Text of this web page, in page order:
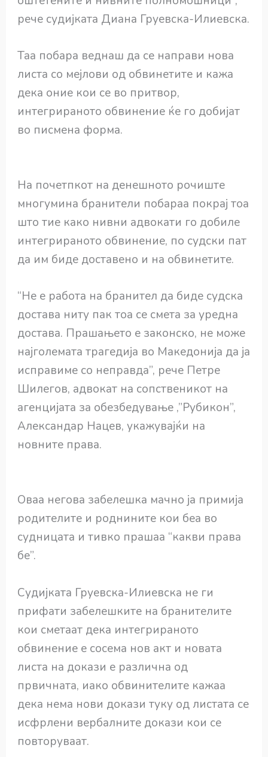
рече судијката Диана Груевска-Илиевска.
Таа побара веднаш да се направи нова
листа со мејлови од обвинетите и кажа
дека оние кои се во притвор,
интегрираното обвинение ќе го добијат
во писмена форма.
На почетпкот на денешното рочиште
многумина бранители побараа покрај тоа
што тие како нивни адвокати го добиле
интегрираното обвинение, по судски пат
да им биде доставено и на обвинетите.
“Не е работа на бранител да биде судска
достава ниту пак тоа се смета за уредна
достава. Прашањето е законско, не може
најголемата трагедија во Македонија да ја
исправиме со неправда”, рече Петре
Шилегов, адвокат на сопственикот на
агенцијата за обезбедување ,”Рубикон”,
Александар Нацев, укажувајќи на
новните права.
Оваа негова забелешка мачно ја примија
родителите и роднините кои беа во
судницата и тивко прашаа “какви права
бе”.
Судијката Груевска-Илиевска не ги
прифати забелешките на бранителите
кои сметаат дека интегрираното
обвинение е сосема нов акт и новата
листа на докази е различна од
првичната, иако обвинителите кажаа
дека нема нови докази туку од листата се
исфрлени вербалните докази кои се
повторуваат.